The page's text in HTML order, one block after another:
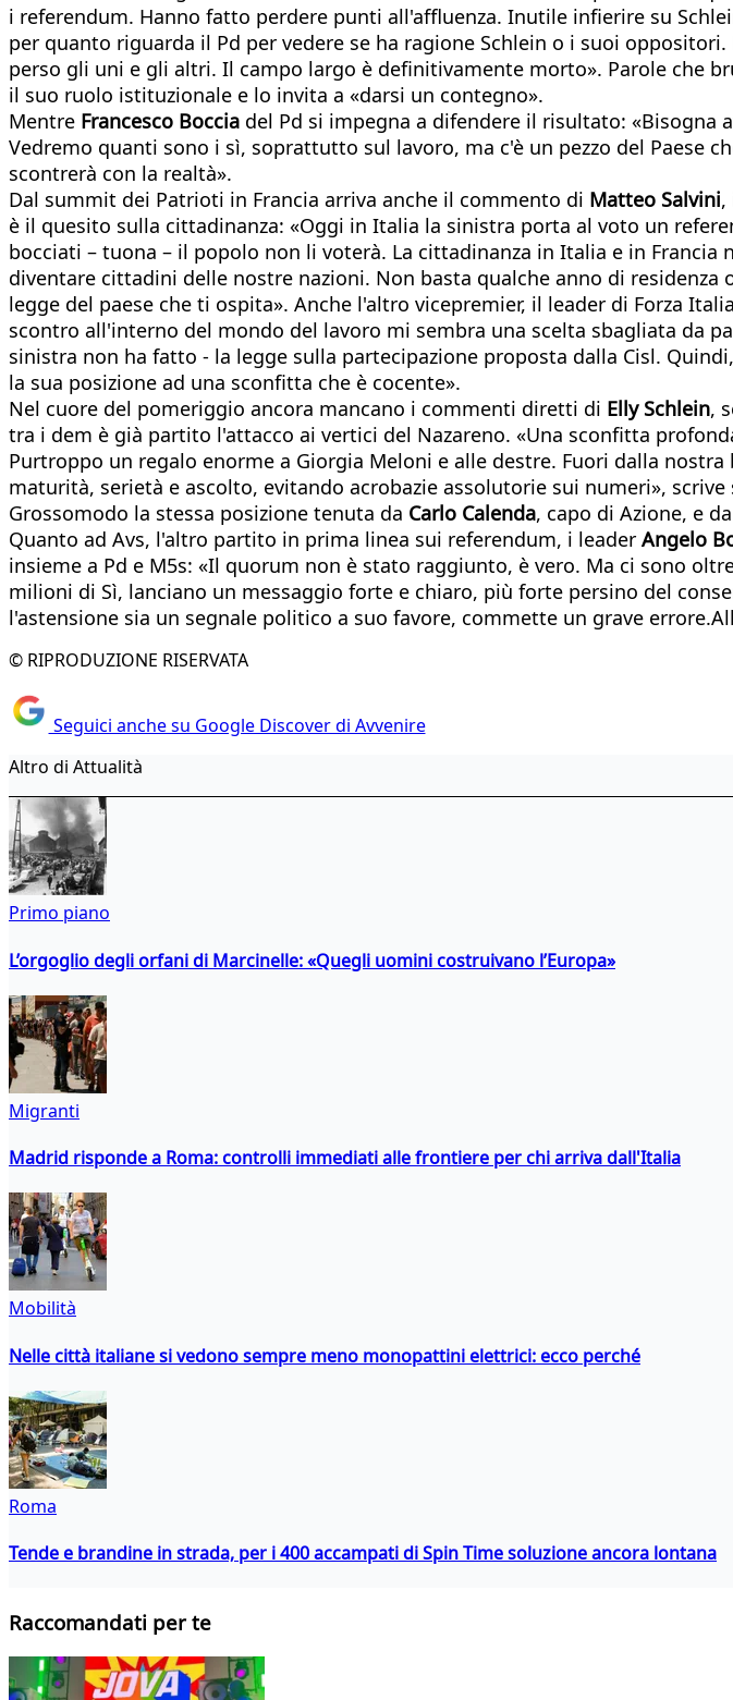
i referendum. Hanno fatto perdere punti all'affluenza. Inutile infierire su
per quanto riguarda il Pd per vedere se ha ragione Schlein o i suoi
perso gli uni e gli altri. Il campo largo è definitivamente morto». Parole che
il suo ruolo istituzionale e lo invita a «darsi un contegno».
Mentre Francesco Boccia del Pd si impegna a difendere il risultato:
Vedremo quanti sono i sì, soprattutto sul lavoro, ma c'è un pezzo del Paese
scontrerà con la realtà».
Dal summit dei Patrioti in Francia arriva anche il commento di Matteo Salvini,
è il quesito sulla cittadinanza: «Oggi in Italia la sinistra porta al voto un
bocciati – tuona – il popolo non li voterà. La cittadinanza in Italia e in
diventare cittadini delle nostre nazioni. Non basta qualche anno di
legge del paese che ti ospita». Anche l'altro vicepremier, il leader di Forza Italia
scontro all'interno del mondo del lavoro mi sembra una scelta sbagliata da
sinistra non ha fatto - la legge sulla partecipazione proposta dalla Cisl.
la sua posizione ad una sconfitta che è cocente».
Nel cuore del pomeriggio ancora mancano i commenti diretti di Elly Schlein,
tra i dem è già partito l'attacco ai vertici del Nazareno. «Una sconfitta
Purtroppo un regalo enorme a Giorgia Meloni e alle destre. Fuori dalla
maturità, serietà e ascolto, evitando acrobazie assolutorie sui numeri», scrive
Grossomodo la stessa posizione tenuta da Carlo Calenda, capo di Azione, e da
Quanto ad Avs, l'altro partito in prima linea sui referendum, i leader Angelo
insieme a Pd e M5s: «Il quorum non è stato raggiunto, è vero. Ma ci sono
milioni di Sì, lanciano un messaggio forte e chiaro, più forte persino del
l'astensione sia un segnale politico a suo favore, commette un grave
© RIPRODUZIONE RISERVATA
Seguici anche su Google Discover di Avvenire
Altro di Attualità
Primo piano
L’orgoglio degli orfani di Marcinelle: «Quegli uomini costruivano l’Europa»
Migranti
Madrid risponde a Roma: controlli immediati alle frontiere per chi arriva dall'Italia
Mobilità
Nelle città italiane si vedono sempre meno monopattini elettrici: ecco perché
Roma
Tende e brandine in strada, per i 400 accampati di Spin Time soluzione ancora lontana
Raccomandati per te